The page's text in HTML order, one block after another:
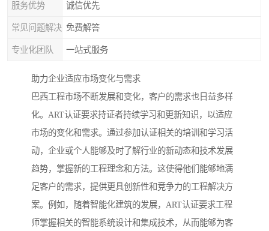
服务优势 诚信优先
常见问题解决 免费解答
专业化团队 一站式服务
助力企业适应市场变化与需求
巴西工程市场不断发展和变化，客户的需求也日益多样
化。ART认证要求持证者持续学习和更新知识，以适应
市场的变化和需求。通过参加认证相关的培训和学习活
动，企业或个人能够及时了解行业的新动态和技术发展
趋势，掌握新的工程理念和方法。这使得他们能够地满
足客户的需求，提供更具创新性和竞争力的工程解决方
案。例如，随着智能化建筑的发展，ART认证要求工程
师掌握相关的智能系统设计和集成技术，从而能够为客